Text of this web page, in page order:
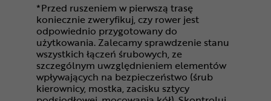
*Przed ruszeniem w pierwszą trasę
koniecznie zweryfikuj, czy rower jest
odpowiednio przygotowany do
użytkowania. Zalecamy sprawdzenie stanu
wszystkich łączeń śrubowych, ze
szczególnym uwzględnieniem elementów
wpływających na bezpieczeństwo (śrub
kierownicy, mostka, zacisku sztycy